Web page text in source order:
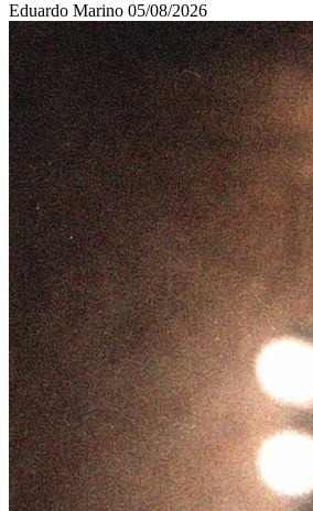
Eduardo Marino 05/08/2026